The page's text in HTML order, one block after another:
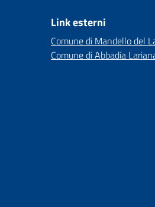
Link esterni
Comune di Mandello del
Comune di Abbadia